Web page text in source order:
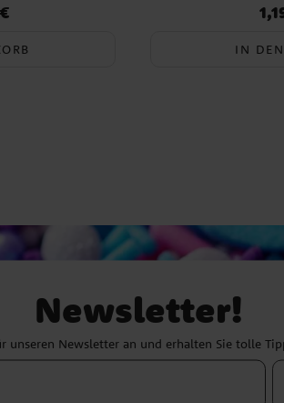
€ Preis:
IN
Newsletter!
unseren Newsletter an und erhalten Sie tolle